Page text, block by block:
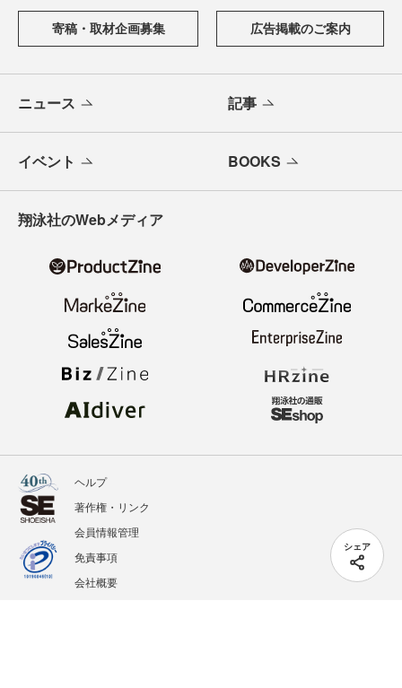
シェア
寄稿・取材企画募集 広告掲載のご案内
ニュース 記事
イベント BOOKS
翔泳社のWebメディア
ヘルプ
著作権・リンク
会員情報管理
免責事項
会社概要